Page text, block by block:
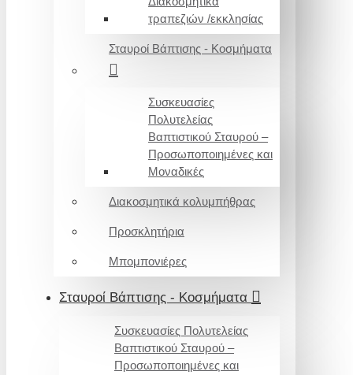
τραπεζιών /εκκλησίας
Σταυροί Βάπτισης - Κοσμήματα
Συσκευασίες
Πολυτελείας
Βαπτιστικού Σταυρού –
Προσωποποιημένες και
Μοναδικές
Διακοσμητικά κολυμπήθρας
Προσκλητήρια
Μπομπονιέρες
Σταυροί Βάπτισης - Κοσμήματα
Συσκευασίες Πολυτελείας
Βαπτιστικού Σταυρού –
Προσωποποιημένες και